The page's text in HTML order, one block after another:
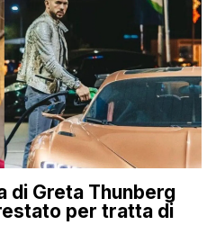
di Greta Thunberg
per tratta di